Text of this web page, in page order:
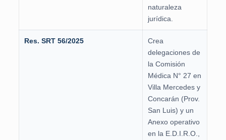
naturaleza
jurídica.
Res. SRT 56/2025
Crea
delegaciones de
la Comisión
Médica N° 27 en
Villa Mercedes y
Concarán (Prov.
San Luis) y un
Anexo operativo
en la E.D.I.R.O.,